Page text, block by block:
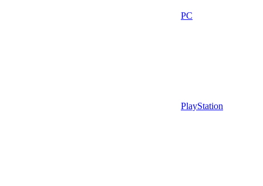
PC
PlayStation